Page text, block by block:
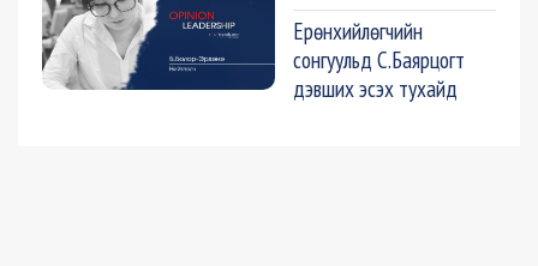
Ерөнхийлөгчийн
сонгуульд С.Баярцогт
дэвших эсэх тухайд